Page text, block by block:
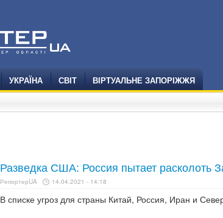
УКРАЇНА СВІТ ВІРТУАЛЬНЕ ЗАПОРІЖЖЯ
Разведка США: Россия пытает расколоть
РепортерUA 14.04.2021 - 14:18
В списке угроз для страны Китай, Россия, Иран и